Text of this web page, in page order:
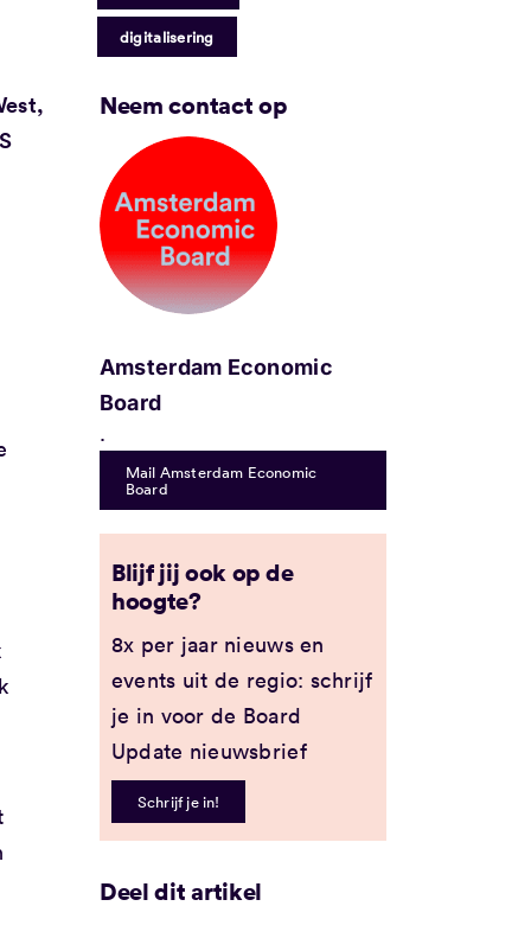
digitalisering
Neem contact op
Amsterdam Economic
Board
.
Mail Amsterdam Economic
Board
Blijf jij ook op de
hoogte?
8x per jaar nieuws en
events uit de regio: schrijf
je in voor de Board
Update nieuwsbrief
Schrijf je in!
Deel dit artikel